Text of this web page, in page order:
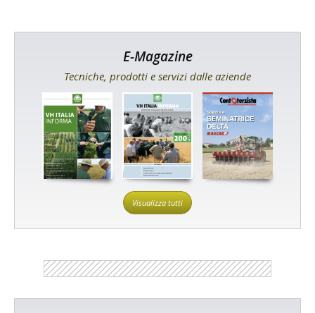
E-Magazine
Tecniche, prodotti e servizi dalle aziende
Visualizza tutti